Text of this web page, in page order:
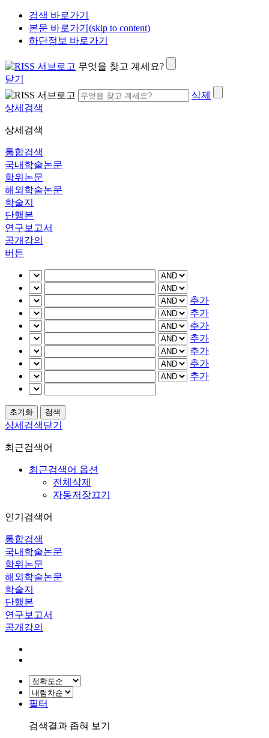
검색 바로가기
본문 바로가기(skip to content)
하단정보 바로가기
무엇을 찾고 계세요?
닫기
삭제
상세검색
상세검색
통합검색
국내학술논문
학위논문
해외학술논문
학술지
단행본
연구보고서
공개강의
버튼
추가
추가
추가
추가
추가
추가
추가
상세검색닫기
최근검색어
최근검색어 옵션
전체삭제
자동저장끄기
인기검색어
통합검색
국내학술논문
학위논문
해외학술논문
학술지
단행본
연구보고서
공개강의
필터
검색결과 좁혀 보기